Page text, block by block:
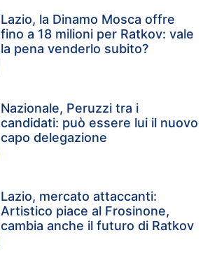
Lazio, la Dinamo Mosca offre
fino a 18 milioni per Ratkov: vale
la pena venderlo subito?
Nazionale, Peruzzi tra i
candidati: può essere lui il nuovo
capo delegazione
Lazio, mercato attaccanti:
Artistico piace al Frosinone,
cambia anche il futuro di Ratkov